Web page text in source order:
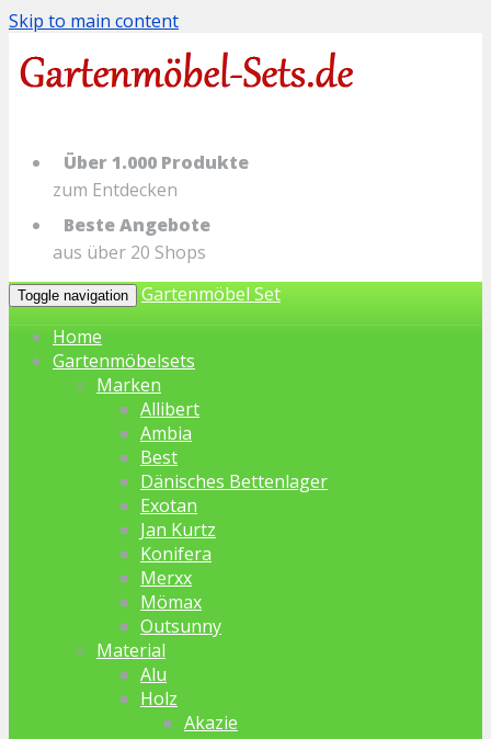
Skip to main content
Über 1.000 Produkte
zum Entdecken
Beste Angebote
aus über 20 Shops
Toggle navigation
Gartenmöbel Set
Home
Gartenmöbelsets
Marken
Allibert
Ambia
Best
Dänisches Bettenlager
Exotan
Jan Kurtz
Konifera
Merxx
Mömax
Outsunny
Material
Alu
Holz
Akazie